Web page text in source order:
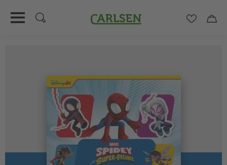
Carlsen